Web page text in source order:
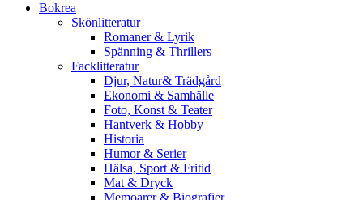
Bokrea
Skönlitteratur
Romaner & Lyrik
Spänning & Thrillers
Facklitteratur
Djur, Natur& Trädgård
Ekonomi & Samhälle
Foto, Konst & Teater
Hantverk & Hobby
Historia
Humor & Serier
Hälsa, Sport & Fritid
Mat & Dryck
Memoarer & Biografier